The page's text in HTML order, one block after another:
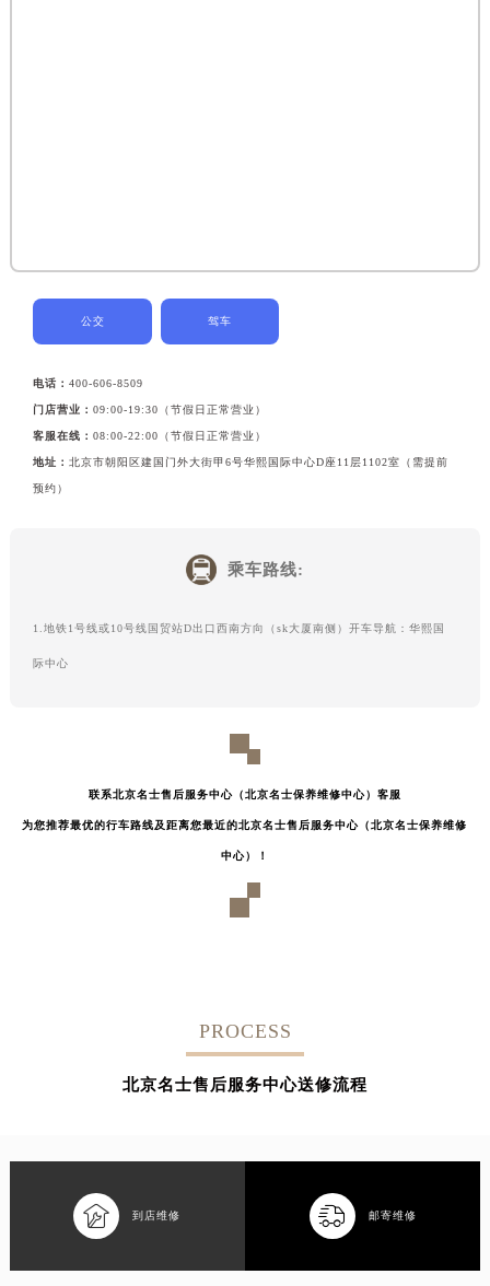
公交 驾车
电话：400-606-8509
门店营业：09:00-19:30（节假日正常营业）
客服在线：08:00-22:00（节假日正常营业）
地址：北京市朝阳区建国门外大街甲6号华熙国际中心D座11层1102室（需提前
预约）
乘车路线:
1.地铁1号线或10号线国贸站D出口西南方向（sk大厦南侧）开车导航：华熙国
际中心
联系北京名士售后服务中心（北京名士保养维修中心）客服
为您推荐最优的行车路线及距离您最近的北京名士售后服务中心（北京名士保养维修
中心）！
PROCESS
北京名士售后服务中心送修流程
 到店维修  邮寄维修